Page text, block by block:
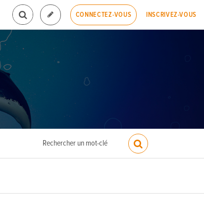
CONNECTEZ-VOUS INSCRIVEZ-VOUS